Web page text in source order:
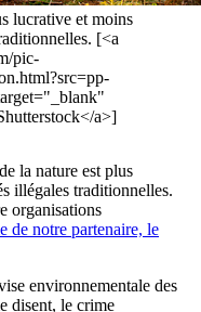
lucrative et moins
[<a
pic-
a>]
la nature est plus
illégales traditionnelles.
organisations
de notre partenaire, le
environnementale des
disent, le crime